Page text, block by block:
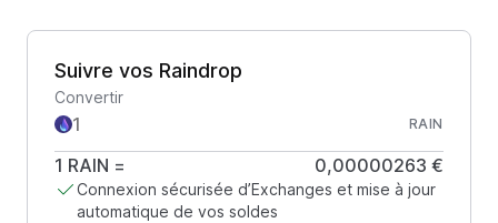
Suivre vos Raindrop
Convertir
RAIN
1 RAIN = 0,00000263 €
Connexion sécurisée d’Exchanges et mise à jour
automatique de vos soldes